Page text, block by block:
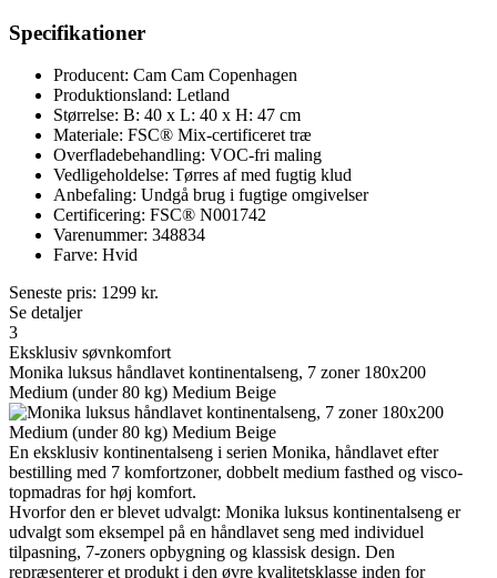
Specifikationer
Producent: Cam Cam Copenhagen
Produktionsland: Letland
Størrelse: B: 40 x L: 40 x H: 47 cm
Materiale: FSC® Mix-certificeret træ
Overfladebehandling: VOC-fri maling
Vedligeholdelse: Tørres af med fugtig klud
Anbefaling: Undgå brug i fugtige omgivelser
Certificering: FSC® N001742
Varenummer: 348834
Farve: Hvid
Seneste pris: 1299 kr.
Se detaljer
3
Eksklusiv søvnkomfort
Monika luksus håndlavet kontinentalseng, 7 zoner 180x200
Medium (under 80 kg) Medium Beige
En eksklusiv kontinentalseng i serien Monika, håndlavet efter
bestilling med 7 komfortzoner, dobbelt medium fasthed og visco-
topmadras for høj komfort.
Hvorfor den er blevet udvalgt: Monika luksus kontinentalseng er
udvalgt som eksempel på en håndlavet seng med individuel
tilpasning, 7-zoners opbygning og klassisk design. Den
repræsenterer et produkt i den øvre kvalitetsklasse inden for